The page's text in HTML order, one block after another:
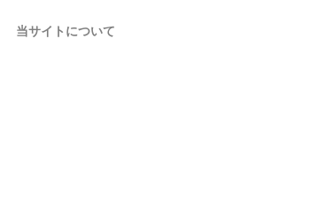
当サイトについて